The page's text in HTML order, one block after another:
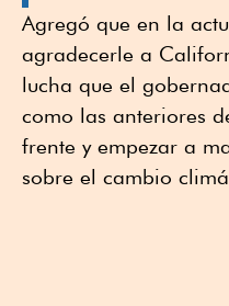
Agregó que en la
agradecerle a
lucha que el
como las anteriores
frente y empezar a
sobre el cambio